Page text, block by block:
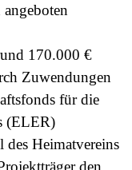
170.000 €
Zuwendungen
für die
(ELER)
des Heimatvereins
den